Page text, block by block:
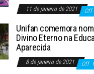
11 de janeiro de 2021 Off
Unifan comemora
Divino Eterno na
Aparecida
8 de janeiro de 2021 Off